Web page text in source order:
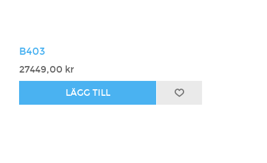
B403
27449,00 kr